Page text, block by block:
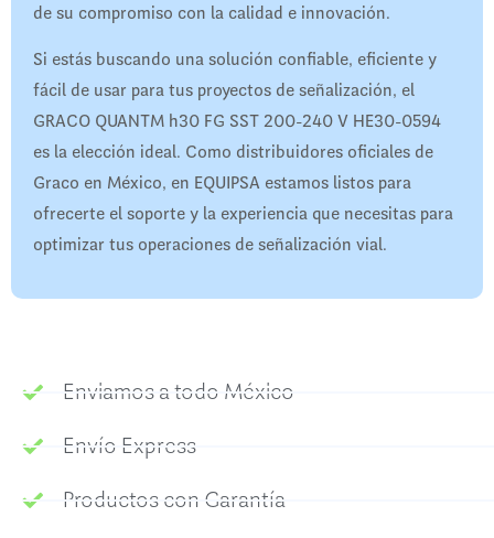
de su compromiso con la calidad e innovación.
Si estás buscando una solución confiable, eficiente y
fácil de usar para tus proyectos de señalización, el
GRACO QUANTM h30 FG SST 200-240 V HE30-0594
es la elección ideal. Como distribuidores oficiales de
Graco en México, en EQUIPSA estamos listos para
ofrecerte el soporte y la experiencia que necesitas para
optimizar tus operaciones de señalización vial.
Enviamos a todo México
Envío Express
Productos con Garantía